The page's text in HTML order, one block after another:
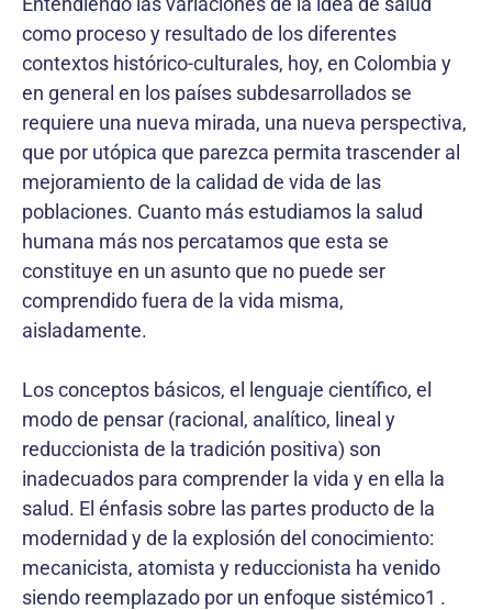
como proceso y resultado de los diferentes
contextos histórico-culturales, hoy, en Colombia y
en general en los países subdesarrollados se
requiere una nueva mirada, una nueva perspectiva,
que por utópica que parezca permita trascender al
mejoramiento de la calidad de vida de las
poblaciones. Cuanto más estudiamos la salud
humana más nos percatamos que esta se
constituye en un asunto que no puede ser
comprendido fuera de la vida misma,
aisladamente.
Los conceptos básicos, el lenguaje científico, el
modo de pensar (racional, analítico, lineal y
reduccionista de la tradición positiva) son
inadecuados para comprender la vida y en ella la
salud. El énfasis sobre las partes producto de la
modernidad y de la explosión del conocimiento:
mecanicista, atomista y reduccionista ha venido
siendo reemplazado por un enfoque sistémico1 .